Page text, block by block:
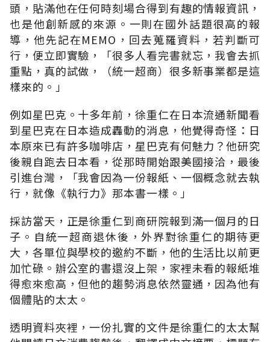
頭，貼滿他在任何時刻場合得到有趣的情報資訊，
也是他創新感的來源。一則在國外話題很高的報
導，他先記在MEMO，回去蒐羅資料，若判斷可
行，便立即實驗，「很多人看完書就忘，我會去抓
重點，真的試做，（統一超商）很多新事業都是這
樣來的。」
例如星巴克。十多年前，徐重仁在日本流通新聞看
到星巴克在日本造成轟動的消息，他覺得奇怪：日
本原來已有許多咖啡店，星巴克有何魅力？他研究
後親自跑去日本看，從那時開始跟美國接洽，最後
引進台灣，「我會因為一份報紙、一個概念就去執
行，就像《執行力》那本書一樣。」
採訪當天，正是徐重仁到商研院報到滿一個月的日
子。自統一超商退休後，外界對徐重仁的期待更
大，各單位與學校的邀約不斷，他的生活比以前更
加忙碌。辦公室的書還沒上架，家裡未看的報紙堆
得愈來愈高，但他的趨勢消息依然靈通，因為他有
個體貼的太太。
透明資料夾裡，一份扎實的文件是徐重仁的太太幫